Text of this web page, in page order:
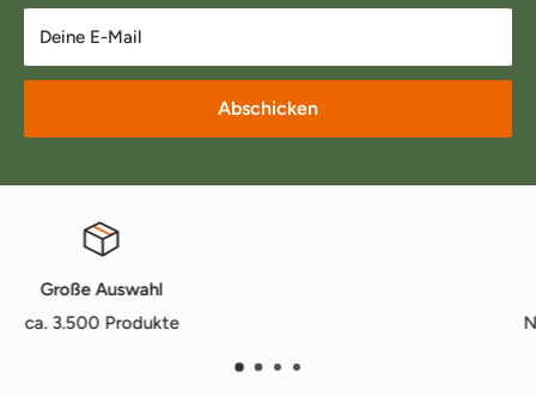
Deine E-Mail
Abschicken